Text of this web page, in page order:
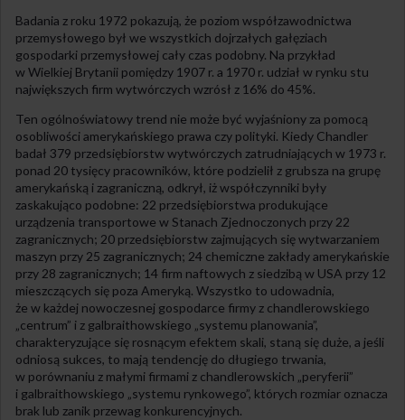
Badania z roku 1972 pokazują, że poziom współzawodnictwa
przemysłowego był we wszystkich dojrzałych gałęziach
gospodarki przemysłowej cały czas podobny. Na przykład
w Wielkiej Brytanii pomiędzy 1907 r. a 1970 r. udział w rynku stu
największych firm wytwórczych wzrósł z 16% do 45%.
Ten ogólnoświatowy trend nie może być wyjaśniony za pomocą
osobliwości amerykańskiego prawa czy polityki. Kiedy Chandler
badał 379 przedsiębiorstw wytwórczych zatrudniających w 1973 r.
ponad 20 tysięcy pracowników, które podzielił z grubsza na grupę
amerykańską i zagraniczną, odkrył, iż współczynniki były
zaskakująco podobne: 22 przedsiębiorstwa produkujące
urządzenia transportowe w Stanach Zjednoczonych przy 22
zagranicznych; 20 przedsiębiorstw zajmujących się wytwarzaniem
maszyn przy 25 zagranicznych; 24 chemiczne zakłady amerykańskie
przy 28 zagranicznych; 14 firm naftowych z siedzibą w USA przy 12
mieszczących się poza Ameryką. Wszystko to udowadnia,
że w każdej nowoczesnej gospodarce firmy z chandlerowskiego
„centrum” i z galbraithowskiego „systemu planowania”,
charakteryzujące się rosnącym efektem skali, staną się duże, a jeśli
odniosą sukces, to mają tendencję do długiego trwania,
w porównaniu z małymi firmami z chandlerowskich „peryferii”
i galbraithowskiego „systemu rynkowego”, których rozmiar oznacza
brak lub zanik przewag konkurencyjnych.